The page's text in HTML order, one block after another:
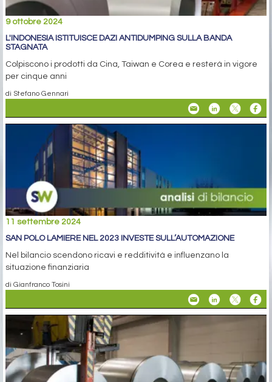
9 ottobre 2024
L'INDONESIA ISTITUISCE DAZI ANTIDUMPING SULLA BANDA
STAGNATA
Colpiscono i prodotti da Cina, Taiwan e Corea e resterà in vigore
per cinque anni
di Stefano Gennari
11 settembre 2024
SAN POLO LAMIERE NEL 2023 INVESTE SULL’AUTOMAZIONE
Nel bilancio scendono ricavi e redditività e influenzano la
situazione finanziaria
di Gianfranco Tosini